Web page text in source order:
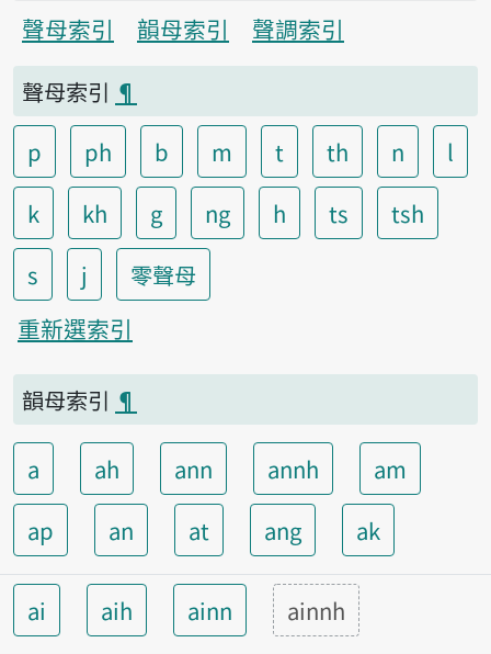
聲母索引
韻母索引
聲調索引
聲母索引 ¶
p
ph b m t th n
l
k
kh g ng h ts
tsh
s
j
零聲母
重新選索引
韻母索引 ¶
a ah ann annh
am
ap
an at ang ak
ai aih ainn ainnh